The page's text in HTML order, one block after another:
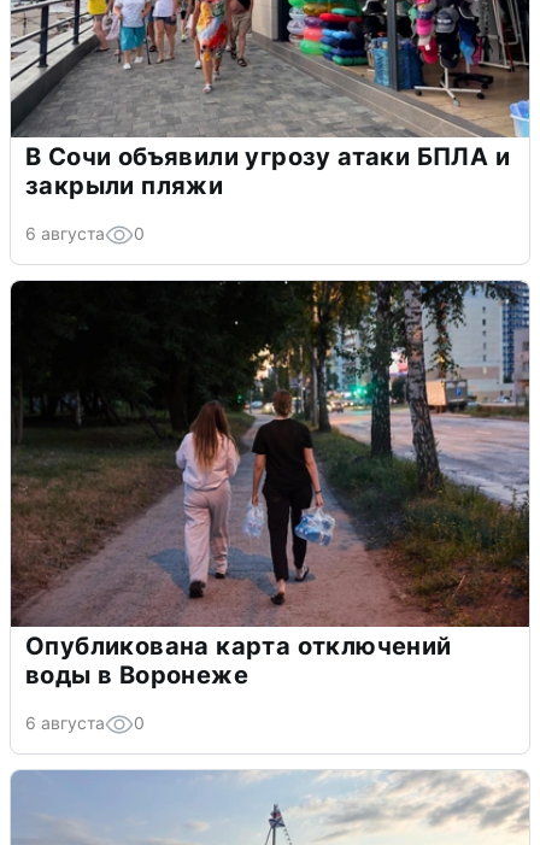
В Сочи объявили угрозу атаки БПЛА и
закрыли пляжи
6 августа 0
Опубликована карта отключений
воды в Воронеже
6 августа 0